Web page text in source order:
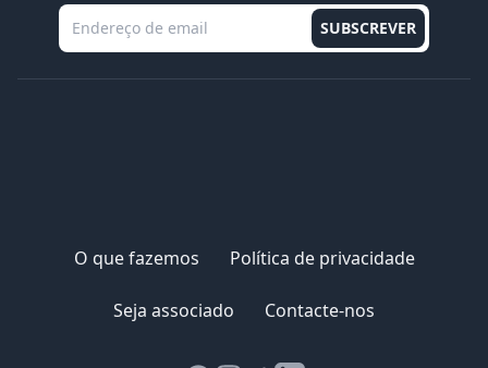
O que fazemos Política de privacidade
Seja associado Contacte-nos